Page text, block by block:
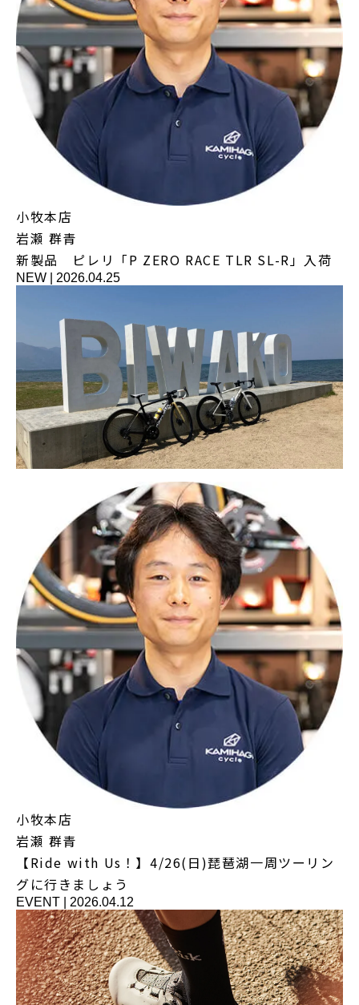
小牧本店
岩瀬 群青
新製品 ピレリ「P ZERO RACE TLR SL-R」入荷
NEW 2026.04.25
小牧本店
岩瀬 群青
【Ride with Us！】4/26(日)琵琶湖一周ツーリン
グに行きましょう
EVENT 2026.04.12